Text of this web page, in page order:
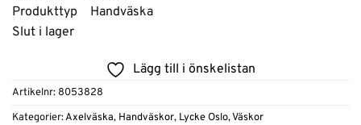
Produkttyp Handväska
Slut i lager
Lägg till i önskelistan
Artikelnr: 8053828
Kategorier:Axelväska, Handväskor, Lycke Oslo,Väskor